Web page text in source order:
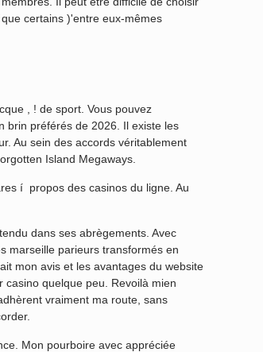
certains )'entre eux-mêmes
, ! de sport. Vous pouvez
brin préférés de 2026. Il existe les
Au sein des accords véritablement
Island Megaways.
í propos des casinos du ligne. Au
dans ses abrègements. Avec
marseille parieurs transformés en
mon avis et les avantages du website
quelque peu. Revoilà mien
vraiment ma route, sans
Mon pourboire avec appréciée